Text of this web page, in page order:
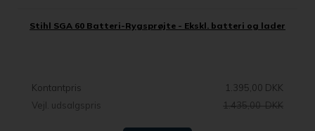
Stihl SGA 60 Batteri-Rygsprøjte - Ekskl. batteri og lader
Kontantpris
1.395,00 DKK
Vejl. udsalgspris
1.435,00 DKK